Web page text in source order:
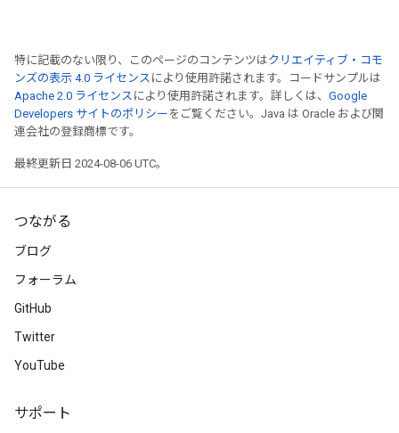
The average loss for epoch 3 is    4.29 and mean
Epoch 00004: Learning rate is 0.0500.
Up to batch 0, the average loss is    3.17.
Up to batch 1, the average loss is    3.19.
Up to batch 3, the average loss is    3.22.
Up to batch 4, the average loss is    3.31.
Epoch 00005: Learning rate is 0.0500.
Up to batch 0, the average loss is    5.49.
Up to batch 1, the average loss is    6.32.
Up to batch 3, the average loss is    7.44.
Up to batch 4, the average loss is    7.11.
The average loss for epoch 5 is    7.11 and mean
Up to batch 1, the average loss is    4.08.
特に記載のない限り、このページのコンテンツはクリエイティブ・コモ
ンズの表示 4.0 ライセンス により使用許諾されます。コードサンプルは
Apache 2.0 ライセンス により使用許諾されます。詳しくは、 Google
Developers サイトのポリシー をご覧ください。Java は Oracle および関
連会社の登録商標です。
最終更新日 2024-08-06 UTC。
つながる
ブログ
フォーラム
GitHub
Twitter
YouTube
サポート